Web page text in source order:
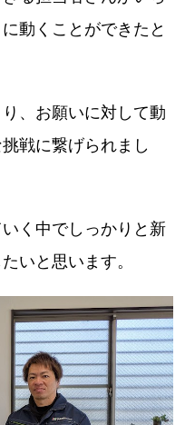
動くことができたと
、お願いに対して動
戦に繋げられまし
く中でしっかりと新
いと思います。